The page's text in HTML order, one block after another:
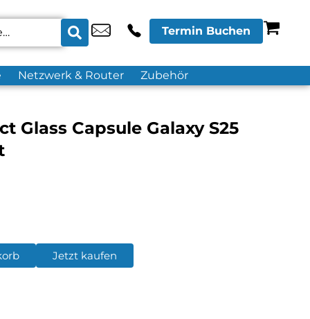
Termin Buchen
Netzwerk & Router Zubehör
Glass Capsule Galaxy S25
Jetzt kaufen